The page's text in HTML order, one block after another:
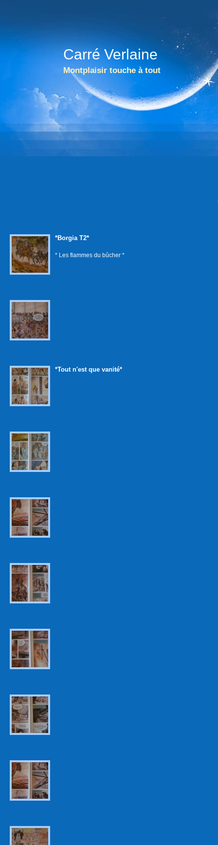
Carré Verlaine
Montplaisir touche à tout
*Borgia T2*
* Les flammes du bûcher *
*Tout n'est que vanité*